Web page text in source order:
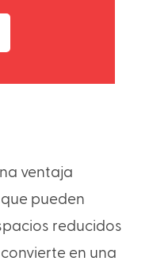
ventaja
pueden
reducidos
en una